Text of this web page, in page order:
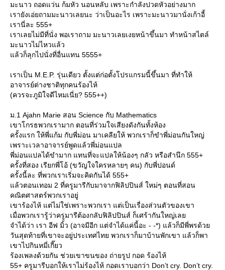
มะนาว ถอดแว่น ก้มหัว นอนหลับ เพราะกำลังปวดหัวอย่างมาก
เรายังเอ่ยถามมะนาวเลยนะ ว่าเป็นอะไร เพราะมะนาวมานั่งเก้าอี้
เรานี่ละ 555+
เราเลยไม่มีที่นั่ง พอเราถาม มะนาวเลยเงยหน้าขึ้นมา ทำหน้าสไตล์
มะนาวไม่ไหวแล้ว
ล้วก็ลุกไปนั่งที่อื่นแทน 5555+
เราเป็น M.E.P. รุ่นเดียว ตั้งแต่ก่อตั้งโปรแกรมนี้ขึ้นมา ที่ทำให้
อาจารย์ต่างชาติทุกคนร้องไห้
(ควรจะภูมิใจดีไหมเนี่ย? 555++)
ม.1 Ajahn Marie สอน Science กับ Mathematics
เขาโกรธพวกเรามาก ตอนที่ร่วมใจเสียงดังกันทั้งห้อง
ครั้งแรก ให้พี่แก้ม กับพี่ม่อน มาเคลียให้ พวกเราก็ขำพี่ม่อนกันใหญ่
เพราะเวลาอาจารย์พูดแล้วพี่ม่อนแปล
พี่ม่อนแปลได้ขำมาก แทนที่จะแปลให้น้องๆ กลัว หรือสำนึก 555+
ครั้งที่สอง เรียกพี่โอ้ (ขวัญใจใครหลายๆ คน) กับพี่ปอนด์
ครั้งนี้ละ ที่พวกเราเริ่มจะคิดกันได้ 555+
ล้วตอนเทอม 2 ที่ครูมารีกับมาจากฟิลิปปินส์ ใหม่ๆ ตอนที่สอน
คณิตศาสตร์พวกเราอยู่
เขาร้องไห้ แต่ไม่ใช่เพราะพวกเรา แต่เป็นเรื่องส่วนตัวของเขา
เมื่อพวกเรารู้ว่าครูมารีต้องกลับฟิลิปปินส์ ก็เศร้ากันใหญ่เล
จำได้ว่า เรา อีฟ มิ้ว (อาจมีอีก แต่จำได้แค่นี้อะ - -*) แล้วก็มีพี่พรด้ว
วันสุดท้ายที่เขาจะอยู่ประเทศไทย พวกเราก็มาบ้านพักเขา แล้วก็พา
เขาไปกินหมี่เกี๊ยว
ร้องเพลงด้วยกัน ช่วยเขาขนของ ถ่ายรูป กอด ร้องไห้
55+ ครูมารีบอกให้เราไม่ร้องไห้ กอดเราบอกว่า Don’t cry. Don’t cry.